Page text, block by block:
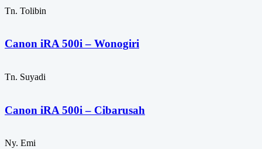
Tn. Tolibin
Canon iRA 500i – Wonogiri
Tn. Suyadi
Canon iRA 500i – Cibarusah
Ny. Emi